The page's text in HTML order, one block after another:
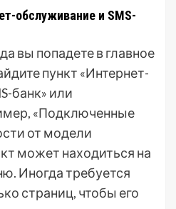
обслуживание и SMS-
вы попадете в главное
пункт «Интернет-
банк» или
«Подключенные
от модели
может находиться на
Иногда требуется
страниц, чтобы его